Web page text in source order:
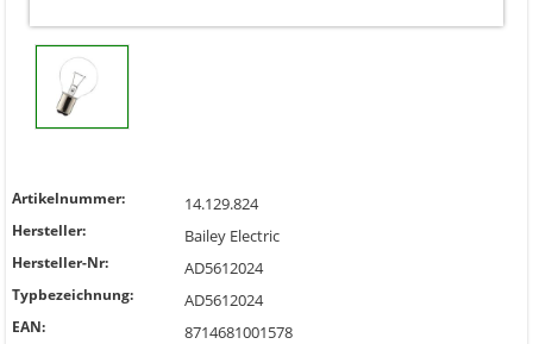
Artikelnummer: 14.129.824
Hersteller: Bailey Electric
Hersteller-Nr: AD5612024
Typbezeichnung: AD5612024
EAN: 8714681001578